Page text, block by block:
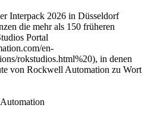
Interpack 2026 in Düsseldorf
die mehr als 150 früheren
Portal
en-
rokstudios.html%20), in denen
von Rockwell Automation zu Wort